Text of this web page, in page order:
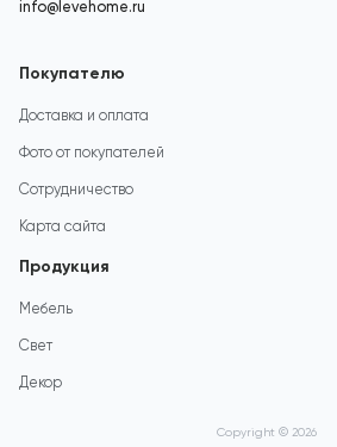
info@levehome.ru
Покупателю
Доставка и оплата
Фото от покупателей
Сотрудничество
Карта сайта
Продукция
Мебель
Свет
Декор
Copyright © 2026